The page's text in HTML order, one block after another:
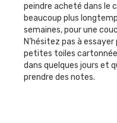
peindre acheté dans le
beaucoup plus
semaines, pour une
N’hésitez pas à
petites toiles
dans quelques jours et
prendre des notes.